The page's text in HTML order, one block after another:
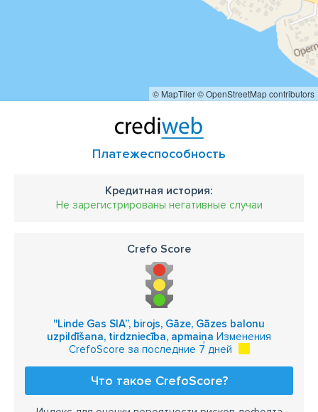
© MapTiler© OpenStreetMap contributors
Платежеспособность
Кредитная история:
Не зарегистрированы негативные случаи
Crefo Score
''Linde Gas SIA”, birojs, Gāze, Gāzes balonu
uzpildīšana, tirdzniecība, apmaiņa Изменения
CrefoScore за последние 7 дней
Что такое CrefoScore?